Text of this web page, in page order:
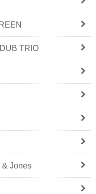
TRIO
& Jones